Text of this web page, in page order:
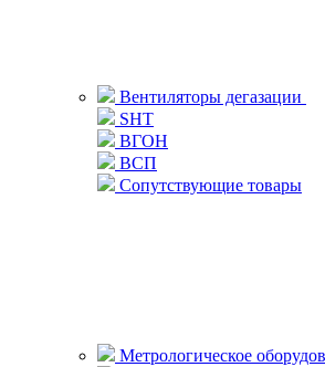
Вентиляторы дегазации
SHT
ВГОН
ВСП
Сопутствующие товары
Метрологическое